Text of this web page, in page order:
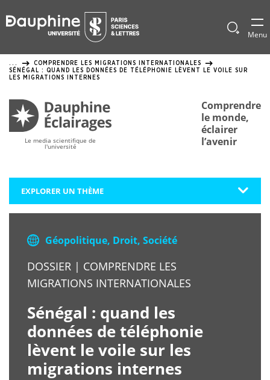
de
des
Afficher
de
Menu
...
COMPRENDRE LES MIGRATIONS INTERNATIONALES
SÉNÉGAL : QUAND LES DONNÉES DE TÉLÉPHONIE LÈVENT LE VOILE SUR
LES MIGRATIONS INTERNES
Le media scientifique de
l'université
Comprendre
le monde,
éclairer
l’avenir
EXPLORER UN THÈME
Géopolitique, Droit, Société
DOSSIER | COMPRENDRE LES
MIGRATIONS INTERNATIONALES
Sénégal : quand les
données de téléphonie
lèvent le voile sur les
migrations internes